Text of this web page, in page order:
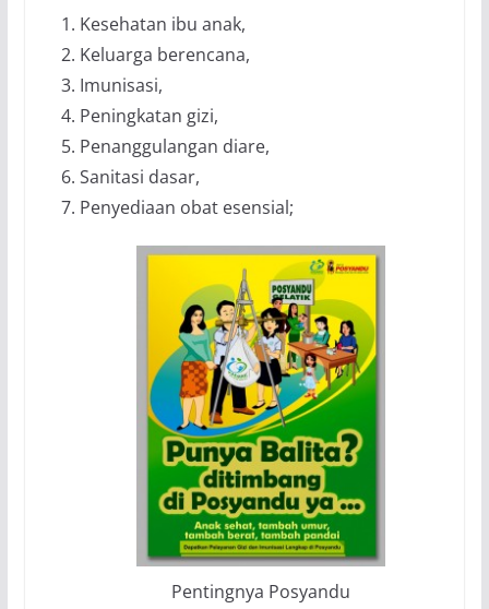
Kesehatan ibu anak,
Keluarga berencana,
Imunisasi,
Peningkatan gizi,
Penanggulangan diare,
Sanitasi dasar,
Penyediaan obat esensial;
Pentingnya Posyandu